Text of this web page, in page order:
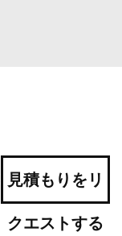
見積もりをリ
クエストする